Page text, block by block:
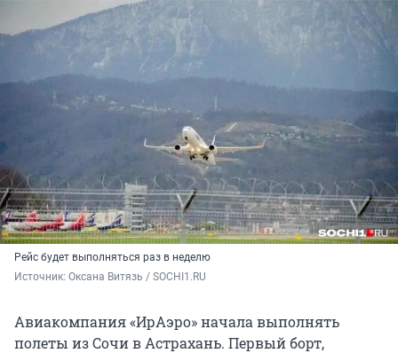
Рейс будет выполняться раз в неделю
Источник: Оксана Витязь / SOCHI1.RU
Авиакомпания «ИрАэро» начала выполнять
полеты из Сочи в Астрахань. Первый борт,